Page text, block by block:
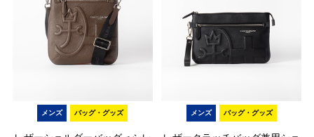
メンズ バッグ・グッズ メンズ バッグ・グッズ